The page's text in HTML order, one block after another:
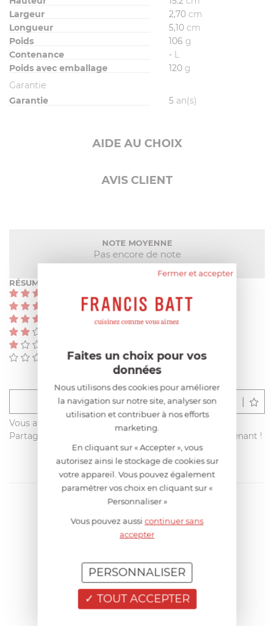
Largeur
2,70 cm
Longueur
5,10 cm
Poids
106 g
Contenance
- L
Poids avec emballage
120 g
Garantie
Garantie
5 an(s)
AIDE AU CHOIX
AVIS CLIENT
NOTE MOYENNE
Pas encore de note
RÉSUMÉ
(0)
Déposer un avis
Vous avez acheté ce produit sur francisbatt.com ?
Partagez votre avis avec les autres clients dès maintenant !
Fermer et accepter
Faites un choix pour vos
données
Nous utilisons des cookies pour améliorer
la navigation sur notre site, analyser son
utilisation et contribuer à nos efforts
marketing.
En cliquant sur « Accepter », vous
autorisez ainsi le stockage de cookies sur
votre appareil. Vous pouvez également
paramétrer vos choix en cliquant sur «
Personnaliser »
Vous pouvez aussicontinuer sans
accepter
TOUT ACCEPTER
PERSONNALISER